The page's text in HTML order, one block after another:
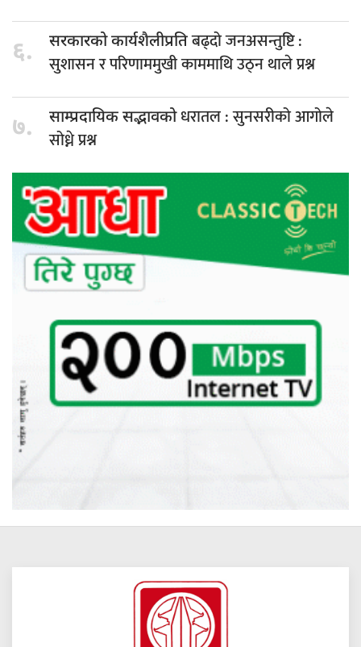
६. सरकारको कार्यशैलीप्रतिबढ्दो जनअसन्तुष्टि :
सुशासन र परिणाममुखी काममाथि उठ्न थाले प्रश्न
७. साम्प्रदायिक सद्भावकोधरातल : सुनसरीको आगोले
सोध्ने प्रश्न